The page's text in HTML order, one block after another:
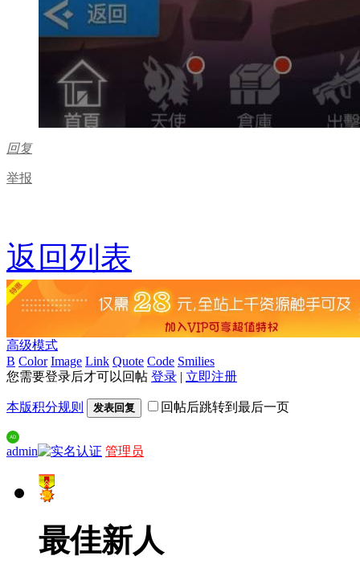
回复
举报
返回列表
高级模式
B Color Image Link Quote Code Smilies
您需要登录后才可以回帖 登录 | 立即注册
本版积分规则 发表回复 回帖后跳转到最后一页
admin 管理员
最佳新人